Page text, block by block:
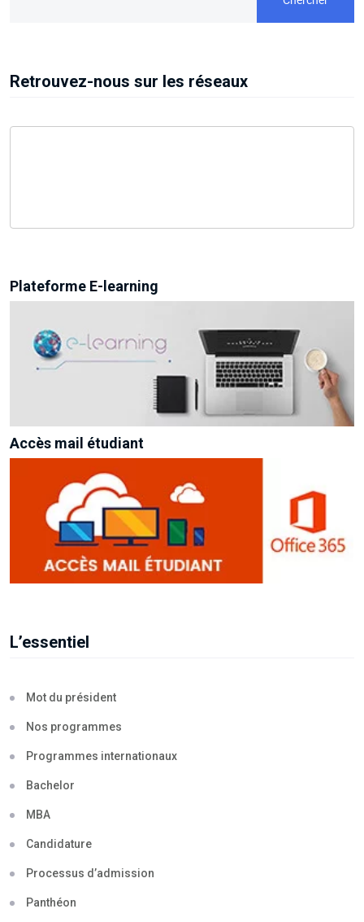
Retrouvez-nous sur les réseaux
Plateforme E-learning
Accès mail étudiant
L’essentiel
Mot du président
Nos programmes
Programmes internationaux
Bachelor
MBA
Candidature
Processus d’admission
Panthéon